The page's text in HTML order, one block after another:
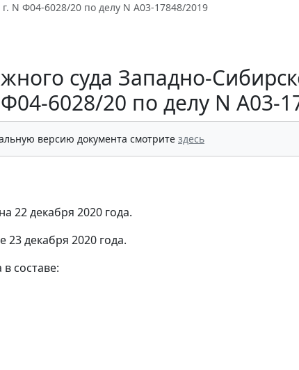
N Ф04-6028/20 по делу N А03-17848/2019
суда Западно-
6028/20 по делу N А03-
версию документа смотрите здесь
22 декабря 2020 года.
декабря 2020 года.
составе: